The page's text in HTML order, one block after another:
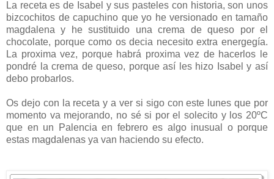
La receta es de Isabel y sus pasteles con historia, son unos
bizcochitos de capuchino que yo he versionado en tamaño
magdalena y he sustituido una crema de queso por el
chocolate, porque como os decia necesito extra energegía.
La proxima vez, porque habrá proxima vez de hacerlos le
pondré la crema de queso, porque así les hizo Isabel y así
debo probarlos.
Os dejo con la receta y a ver si sigo con este lunes que por
momento va mejorando, no sé si por el solecito y los 20ºC
que en un Palencia en febrero es algo inusual o porque
estas magdalenas ya van haciendo su efecto.